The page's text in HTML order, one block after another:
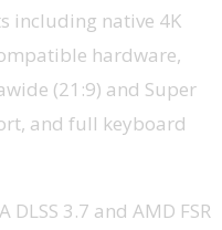
including native 4K
hardware,
(21:9) and Super
and full keyboard
3.7 and AMD FSR